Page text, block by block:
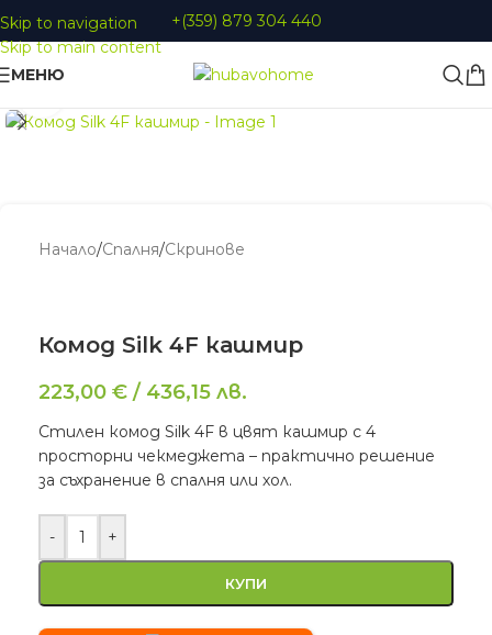
Skip to navigation
Skip to main content
+(359) 879 304 440
МЕНЮ
Начало/Спалня/Скринове
Комод Silk 4F кашмир
223,00 € / 436,15 лв.
Стилен комод Silk 4F в цвят кашмир с 4
просторни чекмеджета – практично решение
за съхранение в спалня или хол.
- +
КУПИ